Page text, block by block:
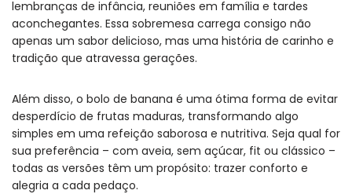
lembranças de infância, reuniões em família e tardes
aconchegantes. Essa sobremesa carrega consigo não
apenas um sabor delicioso, mas uma história de carinho e
tradição que atravessa gerações.
Além disso, o bolo de banana é uma ótima forma de evitar
desperdício de frutas maduras, transformando algo
simples em uma refeição saborosa e nutritiva. Seja qual for
sua preferência – com aveia, sem açúcar, fit ou clássico –
todas as versões têm um propósito: trazer conforto e
alegria a cada pedaço.